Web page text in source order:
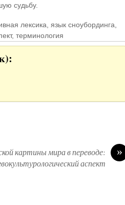
судьбу.
лексика, язык сноубординга,
терминология
»
картины мира в переводе:
аспект